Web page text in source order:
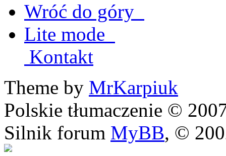
Wróć do góry
Lite mode
Kontakt
Theme by MrKarpiuk
Polskie tłumaczenie ©
Silnik forum MyBB, ©